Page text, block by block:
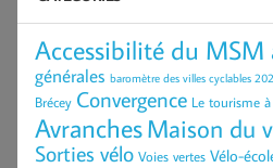
Accessibilité du MSM
générales baromètre des villes cyclables
Brécey Convergence Le tourisme
AvranchesMaison du
Sorties vélo Voies vertes Vélo-